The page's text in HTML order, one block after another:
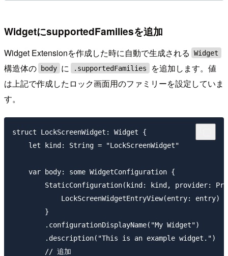
WidgetにsupportedFamiliesを追加
Widget Extensionを作成した時に自動で生成される Widget
構造体の body に .supportedFamilies
を追加します。値
は上記で作成したロック画面用のファミリーを設定していま
す。
struct LockScreenWidget: Widget {
    let kind: String = "LockScreenWidget"
    var body: some WidgetConfiguration {
StaticConfiguration(kind: kind, provider:
            LockScreenWidgetEntryView(entry: entry)
        }
        .configurationDisplayName("My Widget")
        .description("This is an example widget.")
        // 追加